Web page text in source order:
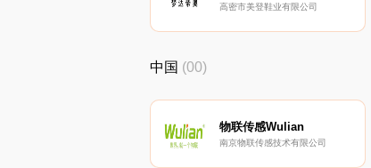
高密市美登鞋业有限公司
中国 (00)
物联传感Wulian
南京物联传感技术有限公司